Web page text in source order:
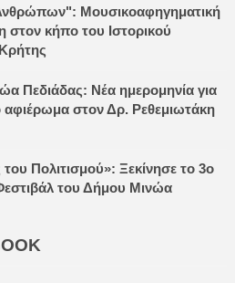
Μουσικοαφηγηματική
στον κήπο του Ιστορικού
Πεδιάδας: Νέα ημερομηνία για
αφιέρωμα στον Δρ. Ρεθεμιωτάκη
Πολιτισμού»: Ξεκίνησε το 3ο
του Δήμου Μινώα